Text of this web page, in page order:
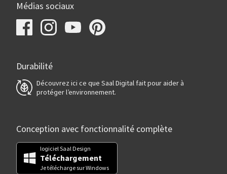
Médias sociaux
Durabilité
Découvrez ici ce que Saal Digital fait pour aider à
protéger l’environnement.
Conception avec fonctionnalité complète
logiciel Saal Design
Téléchargement
Je télécharge sur Windows